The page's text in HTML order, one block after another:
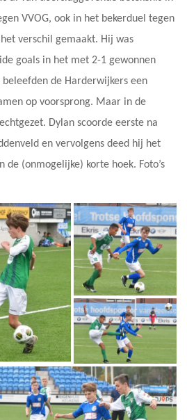
VVOG, ook in het bekerduel tegen
verschil gemaakt. Hij was
goals in het met 2-1 gewonnen
de Harderwijkers een
op voorsprong. Maar in de
Dylan scoorde eerste na
en vervolgens deed hij het
de (onmogelijke) korte hoek. Foto’s